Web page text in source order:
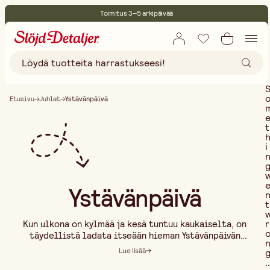
Toimitus 3–5 arkipäivää
30 päivän avoin palautusoikeus
Etusivu Juhlat Ystävänpäivä
Ystävänpäivä
Kun ulkona on kylmää ja kesä tuntuu kaukaiselta, on
täydellistä ladata itseään hieman Ystävänpäivän
lämmöllä. Tämä päivä on hieno tilaisuus näyttää,
Lue lisää
e
t
h
i
n
g
e
n
t
r
n
g
..